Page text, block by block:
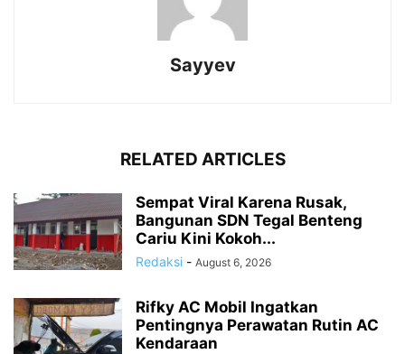
Sayyev
RELATED ARTICLES
Sempat Viral Karena Rusak,
Bangunan SDN Tegal Benteng
Cariu Kini Kokoh...
Redaksi - August 6, 2026
Rifky AC Mobil Ingatkan
Pentingnya Perawatan Rutin AC
Kendaraan